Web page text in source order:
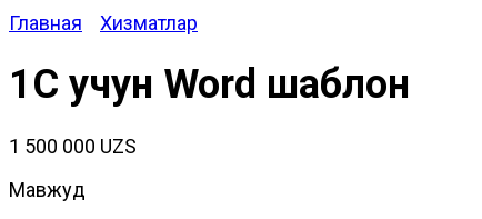
Главная Хизматлар
1С учун Word шаблон
1 500 000 UZS
Мавжуд